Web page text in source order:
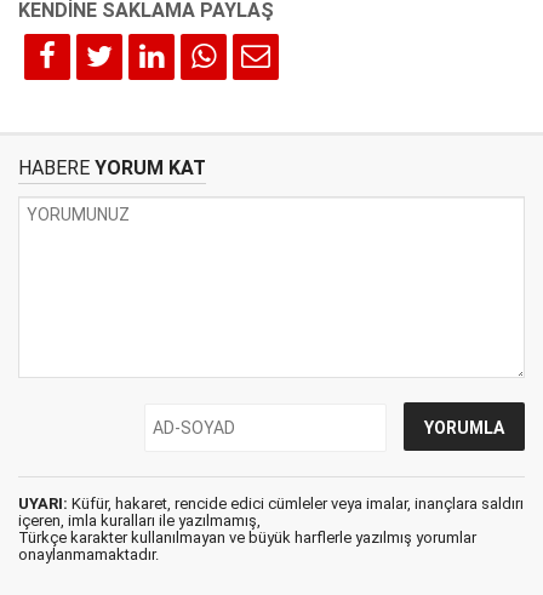
HABERE YORUM KAT
UYARI: Küfür, hakaret, rencide edici cümleler veya imalar, inançlara saldırı
içeren, imla kuralları ile yazılmamış,
Türkçe karakter kullanılmayan ve büyük harflerle yazılmış yorumlar
onaylanmamaktadır.